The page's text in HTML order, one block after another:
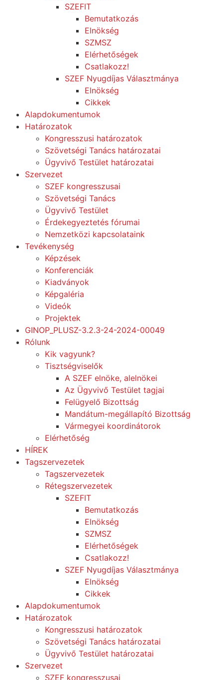
SZEFIT
Bemutatkozás
Elnökség
SZMSZ
Elérhetőségek
Csatlakozz!
SZEF Nyugdíjas Választmánya
Elnökség
Cikkek
Alapdokumentumok
Határozatok
Kongresszusi határozatok
Szövetségi Tanács határozatai
Ügyvivő Testület határozatai
Szervezet
SZEF kongresszusai
Szövetségi Tanács
Ügyvivő Testület
Érdekegyeztetés fórumai
Nemzetközi kapcsolataink
Tevékenység
Képzések
Konferenciák
Kiadványok
Képgaléria
Videók
Projektek
GINOP_PLUSZ-3.2.3-24-2024-00049
Rólunk
Kik vagyunk?
Tisztségviselők
A SZEF elnöke, alelnökei
Az Ügyvivő Testület tagjai
Felügyelő Bizottság
Mandátum-megállapító Bizottság
Vármegyei koordinátorok
Elérhetőség
HÍREK
Tagszervezetek
Tagszervezetek
Rétegszervezetek
SZEFIT
Bemutatkozás
Elnökség
SZMSZ
Elérhetőségek
Csatlakozz!
SZEF Nyugdíjas Választmánya
Elnökség
Cikkek
Alapdokumentumok
Határozatok
Kongresszusi határozatok
Szövetségi Tanács határozatai
Ügyvivő Testület határozatai
Szervezet
SZEF kongresszusai